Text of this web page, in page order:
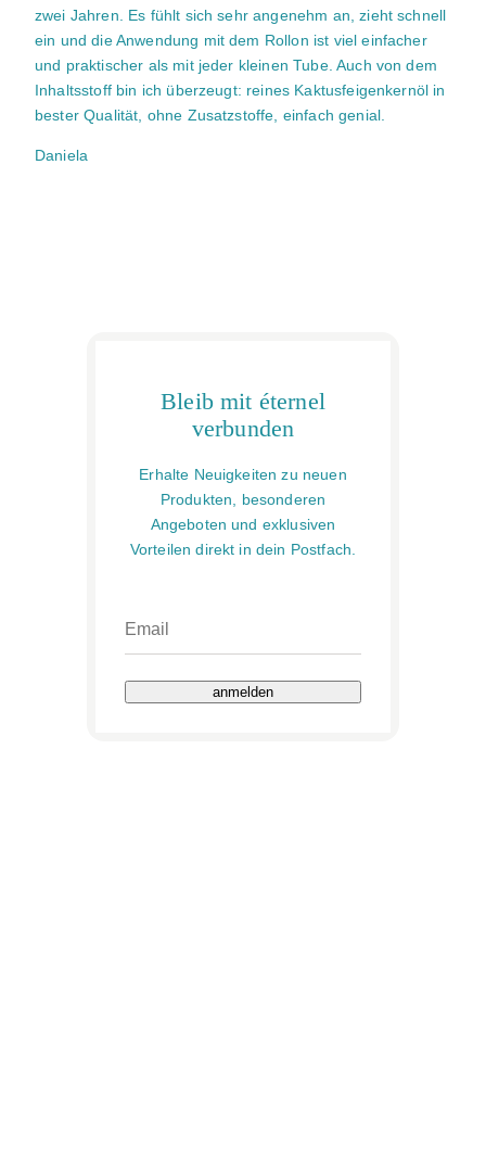
zwei Jahren. Es fühlt sich sehr angenehm an, zieht schnell
ein und die Anwendung mit dem Rollon ist viel einfacher
und praktischer als mit jeder kleinen Tube. Auch von dem
Inhaltsstoff bin ich überzeugt: reines Kaktusfeigenkernöl in
bester Qualität, ohne Zusatzstoffe, einfach genial.
Daniela
Bleib mit éternel
verbunden
Erhalte Neuigkeiten zu neuen
Produkten, besonderen
Angeboten und exklusiven
Vorteilen direkt in dein Postfach.
anmelden